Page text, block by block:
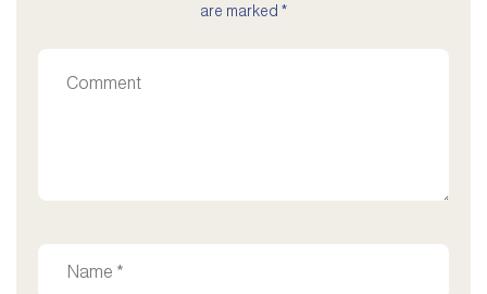
are marked *